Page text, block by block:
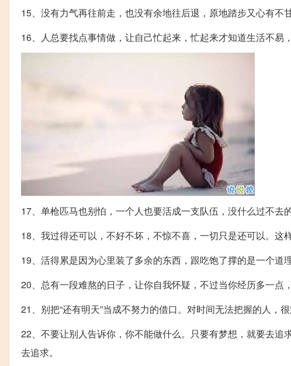
15、没有力气再往前走，也没有余地往后退，原地踏步又心有不
16、人总要找点事情做，让自己忙起来，忙起来才知道生活不易
17、单枪匹马也别怕，一个人也要活成一支队伍，没什么过不去的
18、我过得还可以，不好不坏，不惊不喜，一切只是还可以。这
19、活得累是因为心里装了多余的东西，跟吃饱了撑的是一个道理
20、总有一段难熬的日子，让你自我怀疑，不过当你经历多一点
21、别把“还有明天”当成不努力的借口。对时间无法把握的人，很
22、不要让别人告诉你，你不能做什么。只要有梦想，就要去追
去追求。